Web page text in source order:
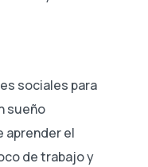
sociales para
sueño
aprender el
de trabajo y